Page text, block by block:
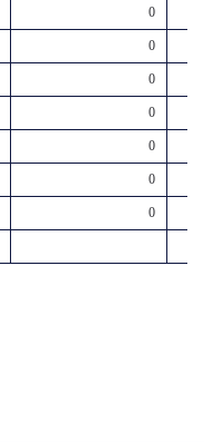
0
0
0
0
0
0
0